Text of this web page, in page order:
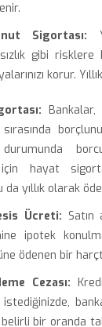
Sigortası:
gibi
korur.
durumunda
için hayat
da yıllık olarak
Ücreti: Satın
ipotek
ödenen bir
Cezası:
bir oranda